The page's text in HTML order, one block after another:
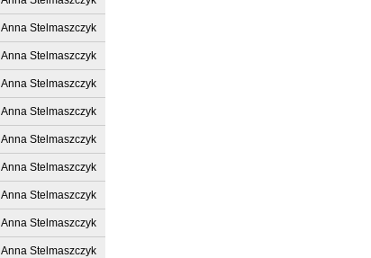
Anna Stelmaszczyk
Anna Stelmaszczyk
Anna Stelmaszczyk
Anna Stelmaszczyk
Anna Stelmaszczyk
Anna Stelmaszczyk
Anna Stelmaszczyk
Anna Stelmaszczyk
Anna Stelmaszczyk